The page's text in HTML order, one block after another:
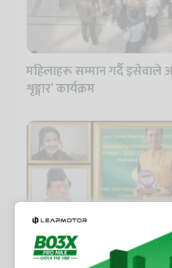
महिलाहरू सम्मान गर्दै इसेवाले
शृङ्गार’ कार्यक्रम